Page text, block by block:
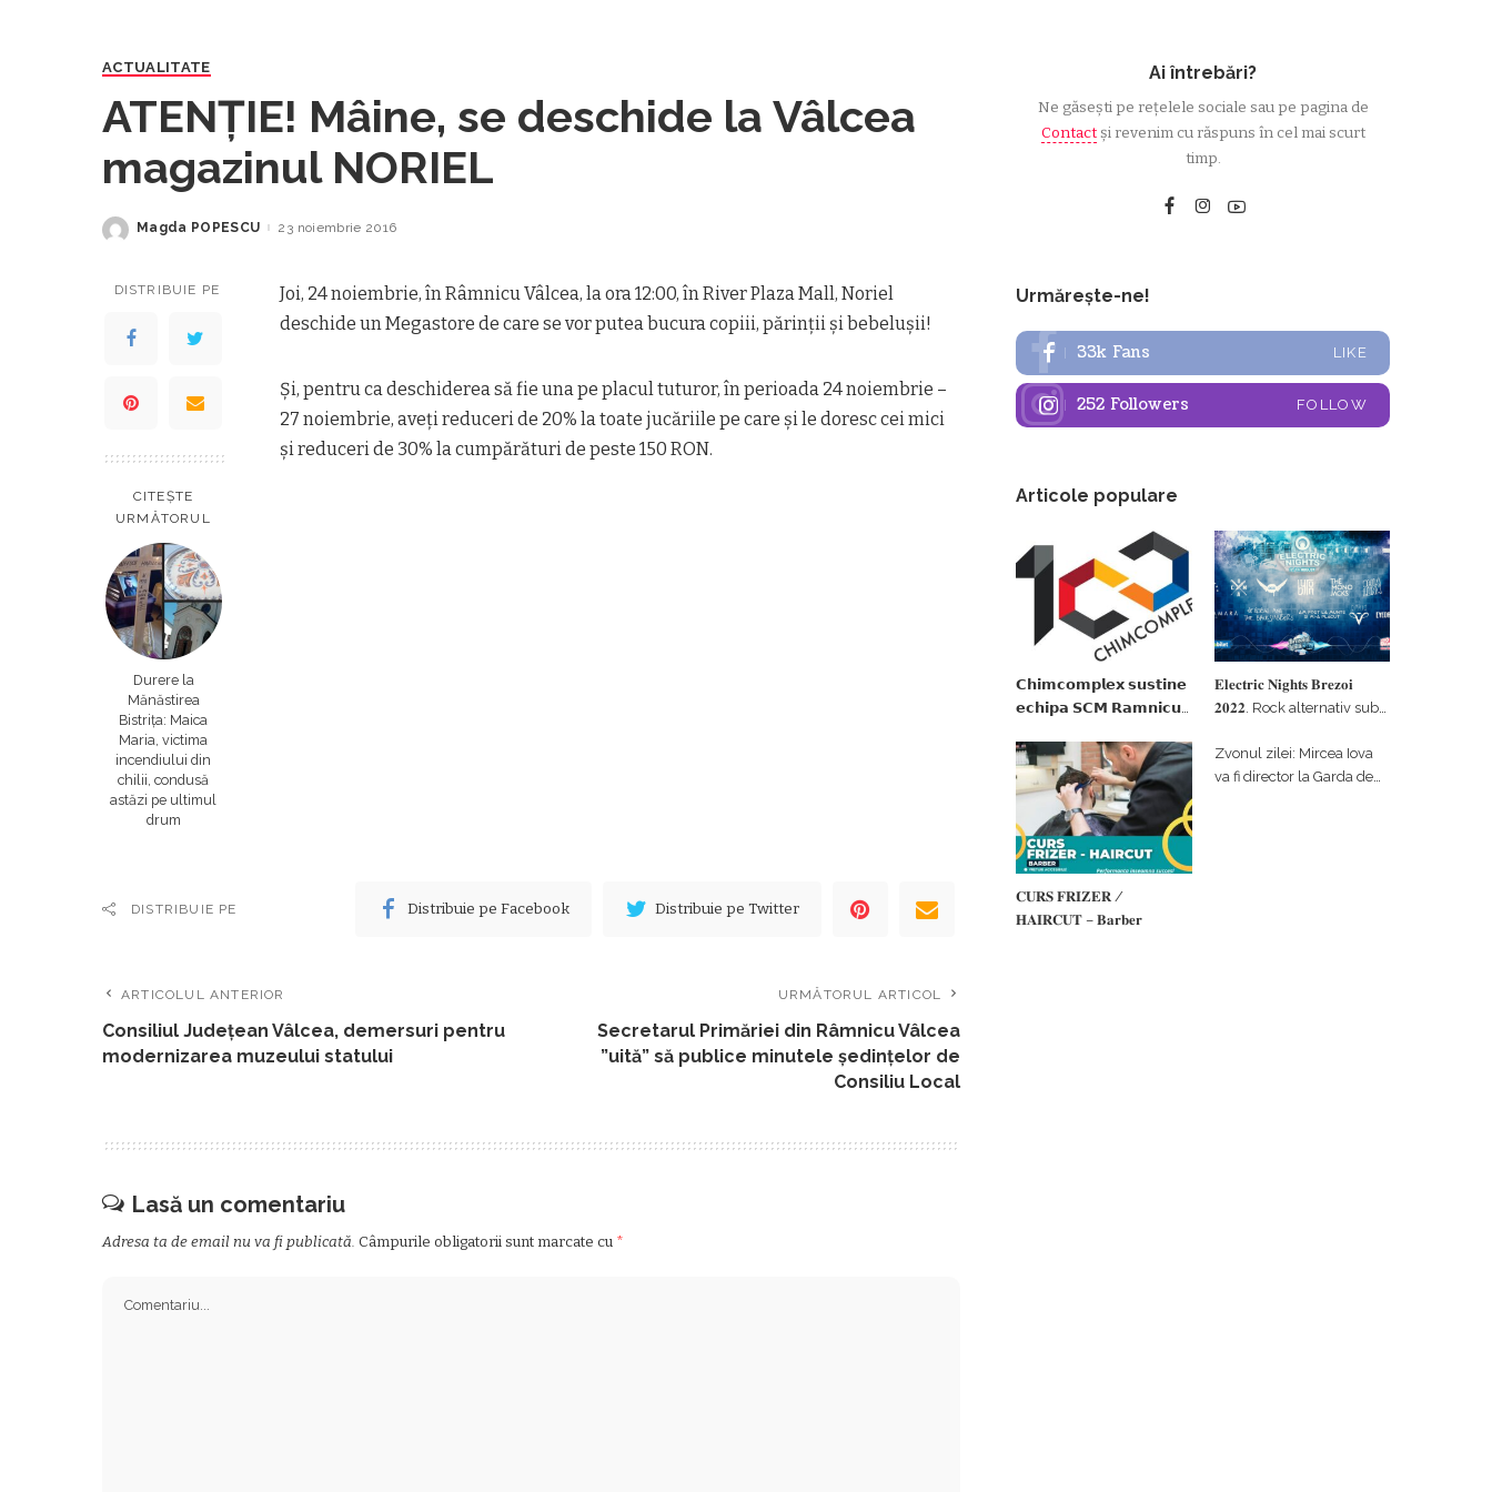
ACTUALITATE
ATENȚIE! Mâine, se deschide la Vâlcea
magazinul NORIEL
Posted
Magda POPESCU 23 noiembrie 2016
DISTRIBUIE PE
CITEȘTE
URMĂTORUL
Durere la
Mănăstirea
Bistrița: Maica
Maria, victima
incendiului din
chilii, condusă
astăzi pe ultimul
drum
Joi, 24 noiembrie, în Râmnicu Vâlcea, la ora 12:00, în River Plaza Mall, Noriel
deschide un Megastore de care se vor putea bucura copiii, părinții și bebelușii!
Și, pentru ca deschiderea să fie una pe placul tuturor, în perioada 24 noiembrie –
27 noiembrie, aveți reduceri de 20% la toate jucăriile pe care și le doresc cei mici
și reduceri de 30% la cumpărături de peste 150 RON.
DISTRIBUIE PE Distribuie pe Facebook Distribuie pe Twitter
ARTICOLUL ANTERIOR
Consiliul Judeţean Vâlcea, demersuri pentru
modernizarea muzeului statului
URMĂTORUL ARTICOL
Secretarul Primăriei din Râmnicu Vâlcea
”uită” să publice minutele şedinţelor de
Consiliu Local
Lasă un comentariu
Adresa ta de email nu va fi publicată. Câmpurile obligatorii sunt marcate cu *
Ai întrebări?
Ne găsești pe rețelele sociale sau pe pagina de
Contactși revenim cu răspuns în cel mai scurt
timp.
Urmărește-ne!
33k Fans LIKE
252 Followers FOLLOW
Articole populare
𝗖𝗵𝗶𝗺𝗰𝗼𝗺𝗽𝗹𝗲𝘅 𝘀𝘂𝘀𝘁𝗶𝗻𝗲
𝗲𝗰𝗵𝗶𝗽𝗮 𝗦𝗖𝗠 𝗥𝗮𝗺𝗻𝗶𝗰𝘂
𝗽𝗮𝗿𝘁𝗲𝗻𝗲𝗿 𝗳𝗶𝗻𝗮𝗻𝘁𝗮𝘁𝗼𝗿
𝐄𝐥𝐞𝐜𝐭𝐫𝐢𝐜 𝐍𝐢𝐠𝐡𝐭𝐬 𝐁𝐫𝐞𝐳𝐨𝐢
𝟐𝟎𝟐𝟐. Rock alternativ sub
#𝐁𝐫𝐞𝐳𝐨𝐢𝐮𝐥𝐋𝐮𝐦𝐢𝐢
𝐂𝐔𝐑𝐒 𝐅𝐑𝐈𝐙𝐄𝐑 /
𝐇𝐀𝐈𝐑𝐂𝐔𝐓 – 𝐁𝐚𝐫𝐛𝐞𝐫
Zvonul zilei: Mircea Iova
va fi director la Garda de